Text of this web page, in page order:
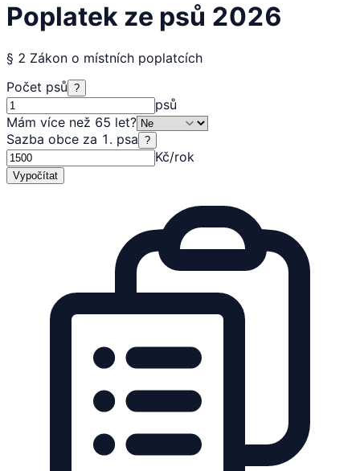
Poplatek ze psů 2026
§ 2 Zákon o místních poplatcích
Počet psů ?
psů
Mám více než 65 let?
Sazba obce za 1. psa ?
Kč/rok
Vypočítat